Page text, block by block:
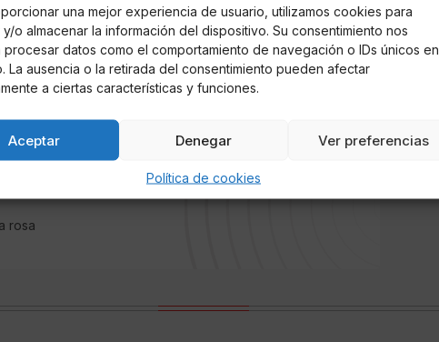
una mejor experiencia de usuario, utilizamos cookies para
o almacenar la información del dispositivo. Su consentimiento nos
procesar datos como el comportamiento de navegación o IDs únicos en
La ausencia o la retirada del consentimiento pueden afectar
a ciertas características y funciones.
Aceptar Denegar Ver preferencias
Política de cookies
Gloria Camila y los Mohedano en la
Rocío Carrasco busca la manera de
tener mediáticamente las declaraciones
rosa